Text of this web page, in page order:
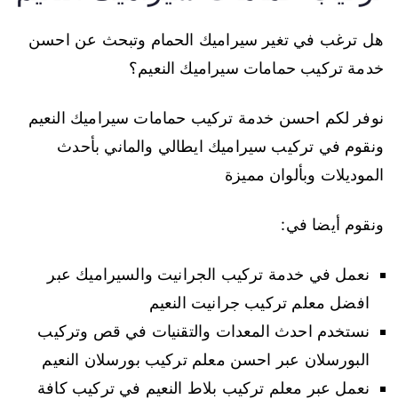
هل ترغب في تغير سيراميك الحمام وتبحث عن احسن
خدمة تركيب حمامات سيراميك النعيم؟
نوفر لكم احسن خدمة تركيب حمامات سيراميك النعيم
ونقوم في تركيب سيراميك ايطالي والماني بأحدث
الموديلات وبألوان مميزة
ونقوم أيضا في:
نعمل في خدمة تركيب الجرانيت والسيراميك عبر
افضل معلم تركيب جرانيت النعيم
نستخدم احدث المعدات والتقنيات في قص وتركيب
البورسلان عبر احسن معلم تركيب بورسلان النعيم
نعمل عبر معلم تركيب بلاط النعيم في تركيب كافة